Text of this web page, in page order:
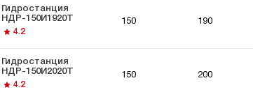
Гидростанция
НДР-150И1920Т
4.2
150 190
Гидростанция
НДР-150И2020Т
4.2
150 200